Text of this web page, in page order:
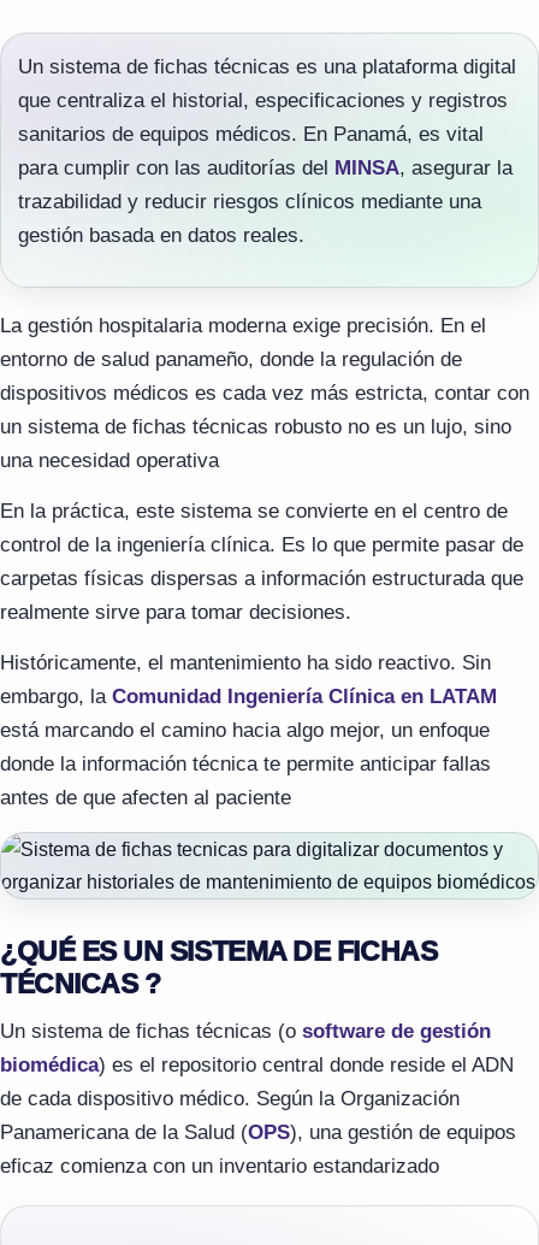
Un sistema de fichas técnicas es una plataforma digital
que centraliza el historial, especificaciones y registros
sanitarios de equipos médicos. En Panamá, es vital
para cumplir con las auditorías del MINSA, asegurar la
trazabilidad y reducir riesgos clínicos mediante una
gestión basada en datos reales.
La gestión hospitalaria moderna exige precisión. En el
entorno de salud panameño, donde la regulación de
dispositivos médicos es cada vez más estricta, contar con
un sistema de fichas técnicas robusto no es un lujo, sino
una necesidad operativa
En la práctica, este sistema se convierte en el centro de
control de la ingeniería clínica. Es lo que permite pasar de
carpetas físicas dispersas a información estructurada que
realmente sirve para tomar decisiones.
Históricamente, el mantenimiento ha sido reactivo. Sin
embargo, la Comunidad Ingeniería Clínica en LATAM
está marcando el camino hacia algo mejor, un enfoque
donde la información técnica te permite anticipar fallas
antes de que afecten al paciente
¿QUÉ ES UN SISTEMA DE FICHAS
TÉCNICAS ?
Un sistema de fichas técnicas (o software de gestión
biomédica) es el repositorio central donde reside el ADN
de cada dispositivo médico. Según la Organización
Panamericana de la Salud (OPS), una gestión de equipos
eficaz comienza con un inventario estandarizado